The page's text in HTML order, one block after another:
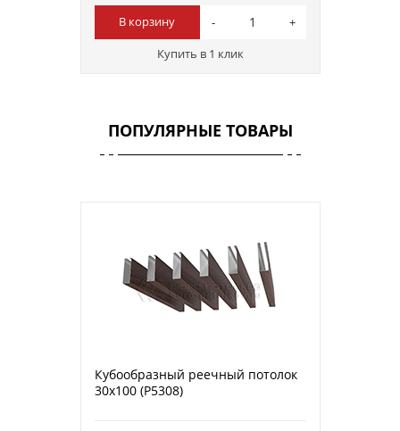
В корзину
Купить в 1 клик
ПОПУЛЯРНЫЕ ТОВАРЫ
Кубообразный реечный потолок
30х100 (P5308)